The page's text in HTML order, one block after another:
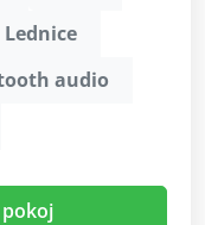
Lednice
audio